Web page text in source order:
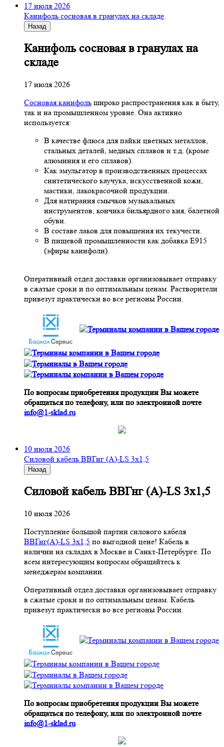
17 июля 2026
Канифоль сосновая в гранулах на складе
Назад
Канифоль сосновая в гранулах на
складе
17 июля 2026
Сосновая канифоль широко распространения как в быту,
так и на промышленном уровне. Она активно
используется:
В качестве флюса для пайки цветных металлов,
стальных деталей, медных сплавов и т.д. (кроме
алюминия и его сплавов).
Как эмульгатор в производственных процессах
синтетического каучука, искусственной кожи,
мастики, лакокрасочной продукции.
Для натирания смычков музыкальных
инструментов, кончика бильярдного кия, балетной
обуви.
В составе лаков для повышения их текучести.
В пищевой промышленности как добавка Е915
(эфиры канифоли).
Оперативный отдел доставки организовывает отправку
в сжатые сроки и по оптимальным ценам. Растворители
привезут практически во все регионы России.
По вопросам приобретения продукции Вы можете
обращаться по телефону, или по электронной почте
info@1-sklad.ru
10 июля 2026
Cиловой кабель ВВГнг (A)-LS 3х1,5
Назад
Cиловой кабель ВВГнг (A)-LS 3х1,5
10 июля 2026
Поступление большой партии силового кабеля
ВВГнг(A)-LS 3х1,5 по выгодной цене! Кабель в
наличии на складах в Москве и Санкт-Петербурге. По
всем интересующим вопросам обращайтесь к
менеджерам компании.
Оперативный отдел доставки организовывает отправку
в сжатые сроки и по оптимальным ценам. Кабель
привезут практически во все регионы России.
По вопросам приобретения продукции Вы можете
обращаться по телефону, или по электронной почте
info@1-sklad.ru